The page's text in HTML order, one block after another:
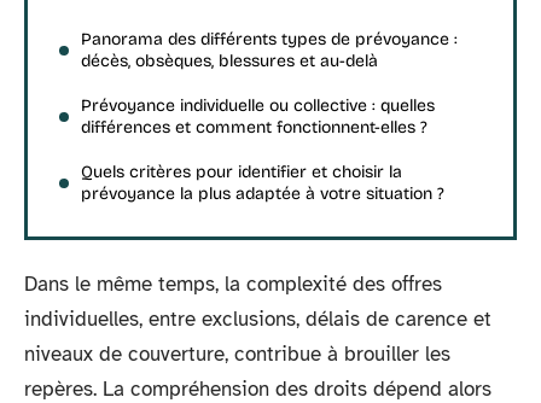
Panorama des différents types de prévoyance :
décès, obsèques, blessures et au-delà
Prévoyance individuelle ou collective : quelles
différences et comment fonctionnent-elles ?
Quels critères pour identifier et choisir la
prévoyance la plus adaptée à votre situation ?
Dans le même temps, la complexité des offres
individuelles, entre exclusions, délais de carence et
niveaux de couverture, contribue à brouiller les
repères. La compréhension des droits dépend alors